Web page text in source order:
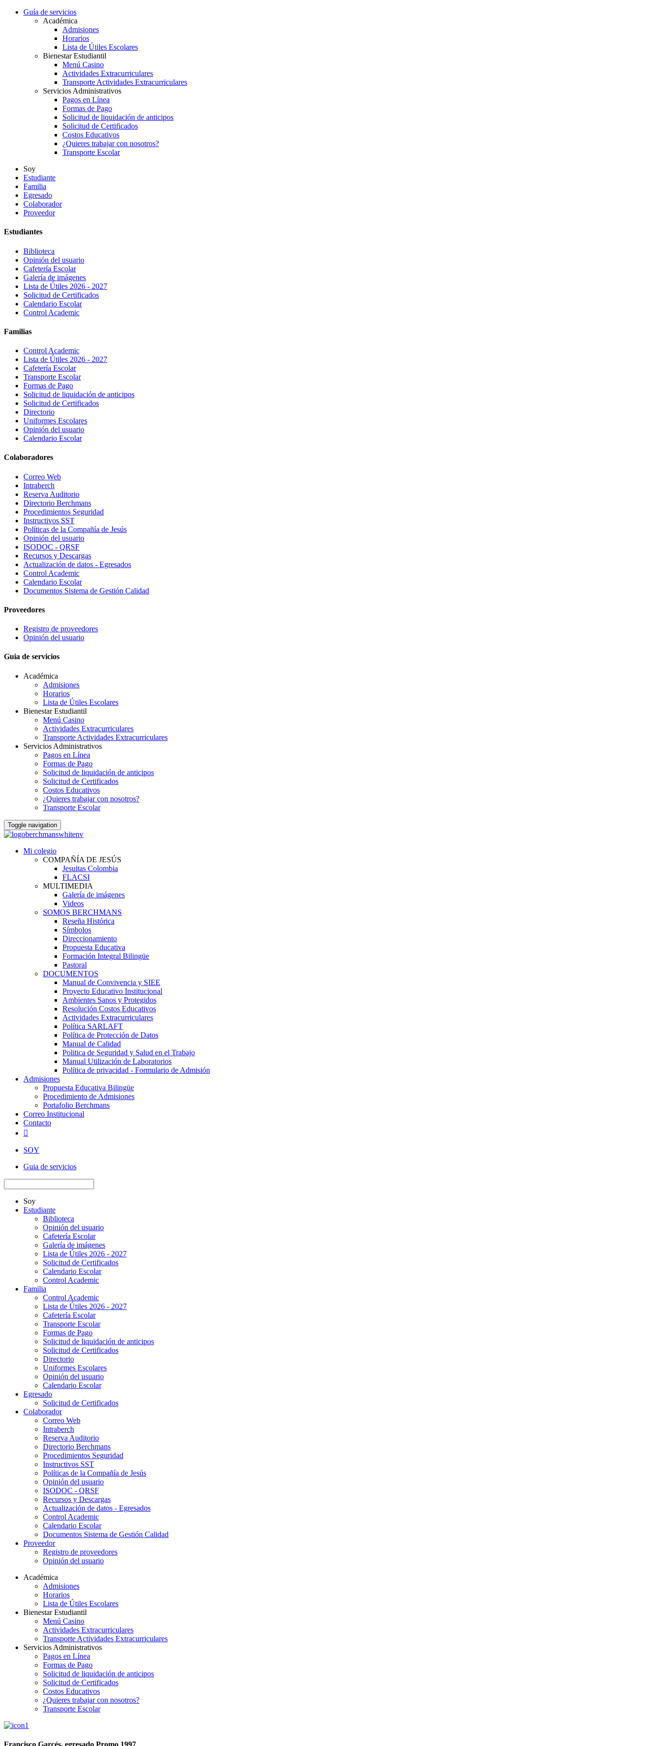
Guía de servicios
Académica
Admisiones
Horarios
Lista de Útiles Escolares
Bienestar Estudiantil
Menú Casino
Actividades Extracurriculares
Transporte Actividades Extracurriculares
Servicios Administrativos
Pagos en Línea
Formas de Pago
Solicitud de liquidación de anticipos
Solicitud de Certificados
Costos Educativos
¿Quieres trabajar con nosotros?
Transporte Escolar
Soy
Estudiante
Familia
Egresado
Colaborador
Proveedor
Estudiantes
Biblioteca
Opinión del usuario
Cafetería Escolar
Galería de imágenes
Lista de Útiles 2026 - 2027
Solicitud de Certificados
Calendario Escolar
Control Academic
Familias
Control Academic
Lista de Útiles 2026 - 2027
Cafetería Escolar
Transporte Escolar
Formas de Pago
Solicitud de liquidación de anticipos
Solicitud de Certificados
Directorio
Uniformes Escolares
Opinión del usuario
Calendario Escolar
Colaboradores
Correo Web
Intraberch
Reserva Auditorio
Directorio Berchmans
Procedimientos Seguridad
Instructivos SST
Políticas de la Compañía de Jesús
Opinión del usuario
ISODOC - QRSF
Recursos y Descargas
Actualización de datos - Egresados
Control Academic
Calendario Escolar
Documentos Sistema de Gestión Calidad
Proveedores
Registro de proveedores
Opinión del usuario
Guia de servicios
Académica
Admisiones
Horarios
Lista de Útiles Escolares
Bienestar Estudiantil
Menú Casino
Actividades Extracurriculares
Transporte Actividades Extracurriculares
Servicios Administrativos
Pagos en Línea
Formas de Pago
Solicitud de liquidación de anticipos
Solicitud de Certificados
Costos Educativos
¿Quieres trabajar con nosotros?
Transporte Escolar
Toggle navigation
Mi colegio
COMPAÑÍA DE JESÚS
Jesuitas Colombia
FLACSI
MULTIMEDIA
Galería de imágenes
Videos
SOMOS BERCHMANS
Reseña Histórica
Símbolos
Direccionamiento
Propuesta Educativa
Formación Integral Bilingüe
Pastoral
DOCUMENTOS
Manual de Convivencia y SIEE
Proyecto Educativo Institucional
Ambientes Sanos y Protegidos
Resolución Costos Educativos
Actividades Extracurriculares
Política SARLAFT
Política de Protección de Datos
Manual de Calidad
Politica de Seguridad y Salud en el Trabajo
Manual Utilización de Laboratorios
Política de privacidad - Formulario de Admisión
Admisiones
Propuesta Educativa Bilingüe
Procedimiento de Admisiones
Portafolio Berchmans
Correo Institucional
Contacto

SOY
Guia de servicios
Soy
Estudiante
Biblioteca
Opinión del usuario
Cafetería Escolar
Galería de imágenes
Lista de Útiles 2026 - 2027
Solicitud de Certificados
Calendario Escolar
Control Academic
Familia
Control Academic
Lista de Útiles 2026 - 2027
Cafetería Escolar
Transporte Escolar
Formas de Pago
Solicitud de liquidación de anticipos
Solicitud de Certificados
Directorio
Uniformes Escolares
Opinión del usuario
Calendario Escolar
Egresado
Solicitud de Certificados
Colaborador
Correo Web
Intraberch
Reserva Auditorio
Directorio Berchmans
Procedimientos Seguridad
Instructivos SST
Políticas de la Compañía de Jesús
Opinión del usuario
ISODOC - QRSF
Recursos y Descargas
Actualización de datos - Egresados
Control Academic
Calendario Escolar
Documentos Sistema de Gestión Calidad
Proveedor
Registro de proveedores
Opinión del usuario
Académica
Admisiones
Horarios
Lista de Útiles Escolares
Bienestar Estudiantil
Menú Casino
Actividades Extracurriculares
Transporte Actividades Extracurriculares
Servicios Administrativos
Pagos en Línea
Formas de Pago
Solicitud de liquidación de anticipos
Solicitud de Certificados
Costos Educativos
¿Quieres trabajar con nosotros?
Transporte Escolar
Francisco Garcés, egresado Promo 1997